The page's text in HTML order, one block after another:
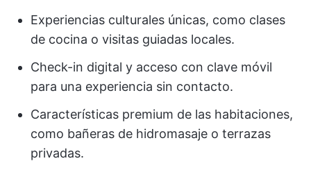
Experiencias culturales únicas, como clases
de cocina o visitas guiadas locales.
Check-in digital y acceso con clave móvil
para una experiencia sin contacto.
Características premium de las habitaciones,
como bañeras de hidromasaje o terrazas
privadas.